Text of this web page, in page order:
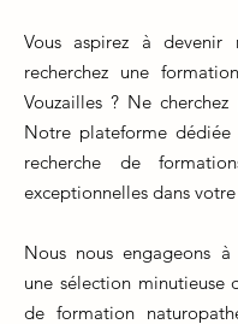
Vous aspirez à devenir
recherchez une
Vouzailles ? Ne
Notre plateforme
recherche de
exceptionnelles dans
Nous nous engageons à
une sélection minutieuse
de formation